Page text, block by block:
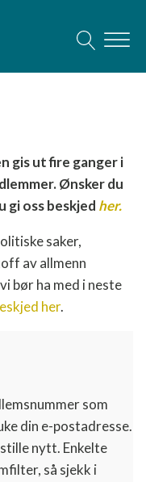
gis ut fire ganger i
Ønsker du
gi oss beskjed her.
saker,
av allmenn
bør ha med i neste
her.
som
din e-postadresse.
nytt. Enkelte
så sjekk i